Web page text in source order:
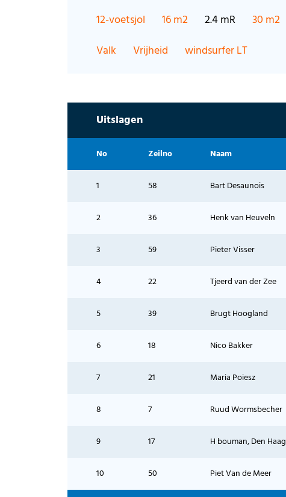
12-voetsjol 16 m2 2.4 mR 30 m2
Valk
Vrijheid windsurfer LT
Uitslagen
No Zeilno Naam
1 58 Bart Desaunois
2 36 Henk van Heuveln
3 59 Pieter Visser
4 22 Tjeerd van der Zee
5 39 Brugt Hoogland
6 18 Nico Bakker
7 21 Maria Poiesz
8 7 Ruud Wormsbecher
9 17 H bouman, Den Haag
10 50 Piet Van de Meer